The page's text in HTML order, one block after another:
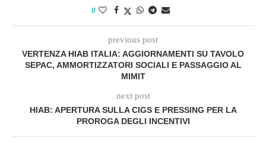
0
previous post
VERTENZA HIAB ITALIA: AGGIORNAMENTI SU TAVOLO
SEPAC, AMMORTIZZATORI SOCIALI E PASSAGGIO AL
MIMIT
next post
HIAB: APERTURA SULLA CIGS E PRESSING PER LA
PROROGA DEGLI INCENTIVI